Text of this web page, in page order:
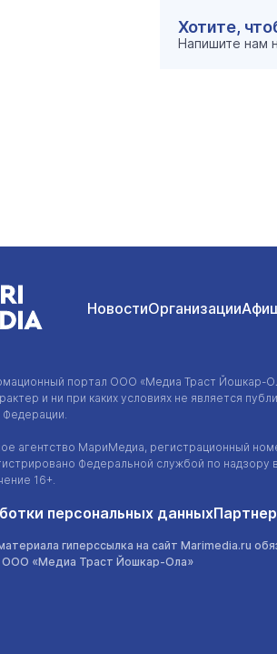
Хотите,
Напишите нам
НовостиОрганизации
портал ООО «Медиа Траст Йошкар-
и ни при каких условиях не является
Федерации.
агентство МариМедиа, регистрационный
Федеральной службой по
16+.
персональных данных
гиперссылка на сайт Marimedia.ru
ООО «Медиа Траст Йошкар-Ола»